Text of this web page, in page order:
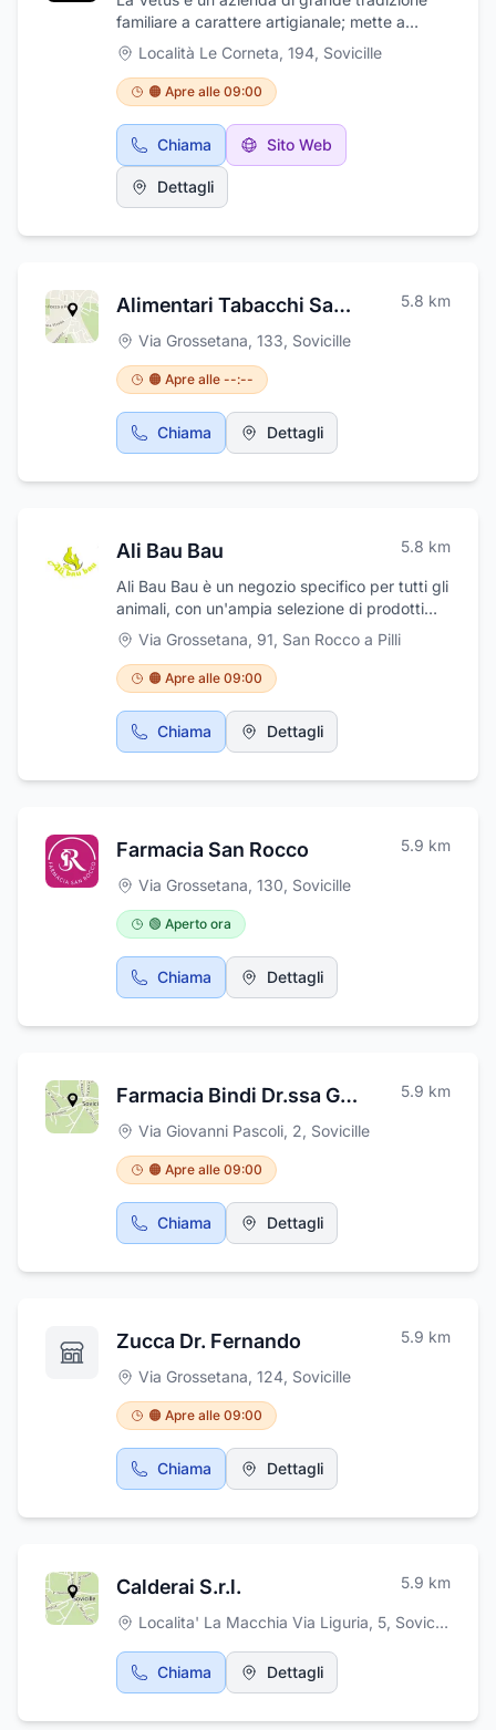
familiare a carattere artigianale; mette a
disposizione la produzione più caratteristica
del senese: quella di manufatti in terracotta
per l'arredamento d'interni, trattati con
procedimento originale e unico nel suo
genere, studiato e perfezionato da Giuseppe,
padre del titolare. A questo tipo di
lavorazione ne è stata affiancata una analoga
per terrecotte da giardino, che conferisce loro
facilmente inseribili in ambienti rustici, case
con tempi brevissimi di consegna, pur
garantendo una produzione artigianale
estremamente meticolosa ed attenta ai
dettagli. Richiedete qualsiasi tipo di
informazioni economiche tecniche dei nostri
uffici operativi e commerciali in provincia di
Siena nel comune di Sovicille in località Le
Località Le Corneta, 194, Sovicille
🟠 Apre alle 09:00
Chiama Sito Web
Dettagli
Alimentari Tabacchi San Rocco 5.8 km
Via Grossetana, 133, Sovicille
🟠 Apre alle --:--
Chiama Dettagli
Ali Bau Bau 5.8 km
Ali Bau Bau è un negozio specifico per tutti gli
animali, con un'ampia selezione di prodotti
dedicati, dall'abbigliamento agli accessori,
giochi, cucce e materassini, mangimi e
scatolette, tiragraffi, lettiere, trasportini,
antiparassitari e prodotti per la cura del pelo.
Il negozio, in contatto con addestratori ed
educatori cinofili, offre anche consulenze per
animale, nel pieno rispetto del loro benessere
provincia di Siena.
Via Grossetana, 91, San Rocco a Pilli
🟠 Apre alle 09:00
Chiama Dettagli
Farmacia San Rocco 5.9 km
Via Grossetana, 130, Sovicille
🟢 Aperto ora
Chiama Dettagli
Farmacia Bindi Dr.ssa Gianna 5.9 km
Via Giovanni Pascoli, 2, Sovicille
🟠 Apre alle 09:00
Chiama Dettagli
Zucca Dr. Fernando 5.9 km
Via Grossetana, 124, Sovicille
🟠 Apre alle 09:00
Chiama Dettagli
Calderai S.r.l. 5.9 km
Localita' La Macchia Via Liguria, 5, Sovicille
Chiama Dettagli